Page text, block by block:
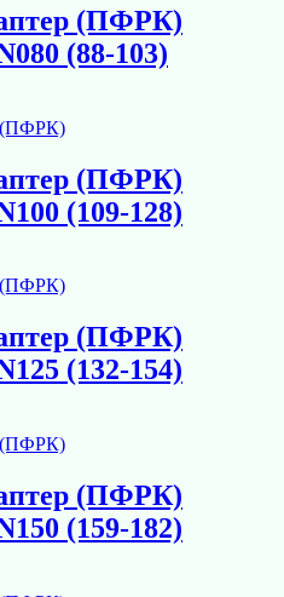
(ПФРК)
(88-103)
(ПФРК)
(109-128)
(ПФРК)
(132-154)
(ПФРК)
(159-182)